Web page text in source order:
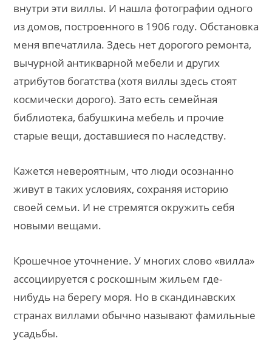
внутри эти виллы. И нашла фотографии одного
из домов, построенного в 1906 году. Обстановка
меня впечатлила. Здесь нет дорогого ремонта,
вычурной антикварной мебели и других
атрибутов богатства (хотя виллы здесь стоят
космически дорого). Зато есть семейная
библиотека, бабушкина мебель и прочие
старые вещи, доставшиеся по наследству.
Кажется невероятным, что люди осознанно
живут в таких условиях, сохраняя историю
своей семьи. И не стремятся окружить себя
новыми вещами.
Крошечное уточнение. У многих слово «вилла»
ассоциируется с роскошным жильем где-
нибудь на берегу моря. Но в скандинавских
странах виллами обычно называют фамильные
усадьбы.